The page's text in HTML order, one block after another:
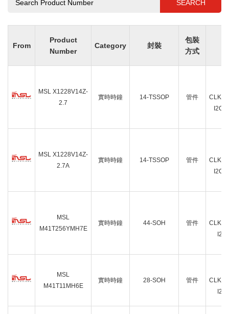
SEARCH
From
Product
Number
Category 封裝
包裝
方式
MSL X1228V14Z-
2.7
實時時鐘 14-TSSOP 管件
CLK/
I2C
MSL X1228V14Z-
2.7A
實時時鐘 14-TSSOP 管件
CLK/
I2C
MSL
M41T256YMH7E
實時時鐘 44-SOH 管件
CLK/
MSL
M41T11MH6E
實時時鐘 28-SOH 管件
CLK/